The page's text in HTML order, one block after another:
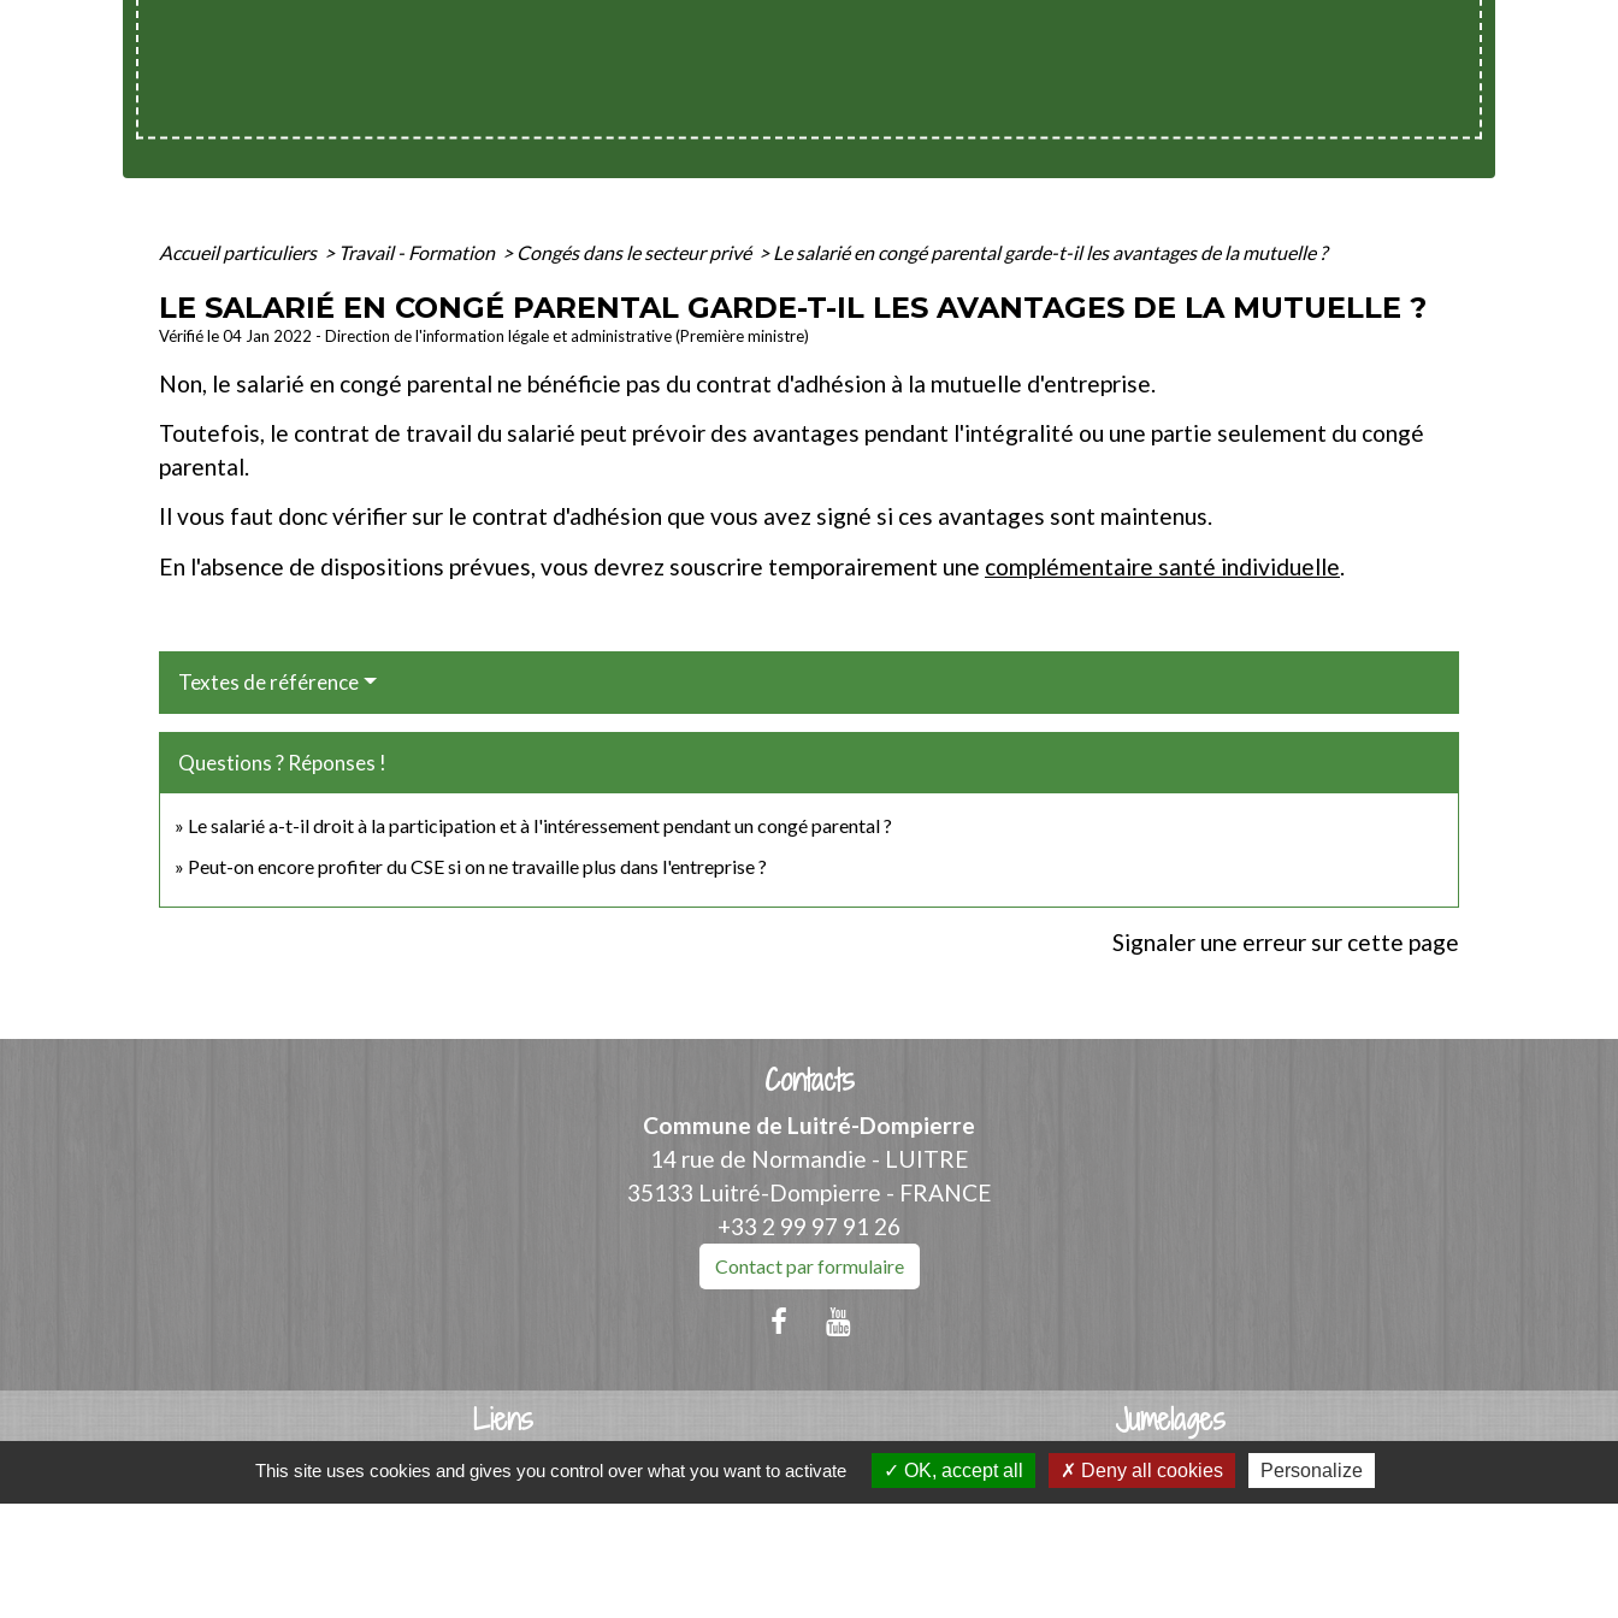
Accueil particuliers > Travail - Formation > Congés dans le secteur privé > Le salarié en congé parental garde-t-il les avantages de la mutuelle ?
LE SALARIÉ EN CONGÉ PARENTAL GARDE-T-IL LES AVANTAGES DE LA MUTUELLE ?
Vérifié le 04 Jan 2022 - Direction de l'information légale et administrative (Première ministre)
Non, le salarié en congé parental ne bénéficie pas du contrat d'adhésion à la mutuelle d'entreprise.
Toutefois, le contrat de travail du salarié peut prévoir des avantages pendant l'intégralité ou une partie seulement du congé
parental.
Il vous faut donc vérifier sur le contrat d'adhésion que vous avez signé si ces avantages sont maintenus.
En l'absence de dispositions prévues, vous devrez souscrire temporairement une complémentaire santé individuelle.
Textes de référence
Questions ? Réponses !
Le salarié a-t-il droit à la participation et à l'intéressement pendant un congé parental ?
Peut-on encore profiter du CSE si on ne travaille plus dans l'entreprise ?
Signaler une erreur sur cette page
Contacts
Commune de Luitré-Dompierre
14 rue de Normandie - LUITRE
35133 Luitré-Dompierre - FRANCE
+33 2 99 97 91 26
Contact par formulaire
Liens
Fougères Agglomération
Service Public
Jumelages
Przygodzice, Pologne
This site uses cookies and gives you control over what you want to activate OK, accept all Deny all cookies Personalize